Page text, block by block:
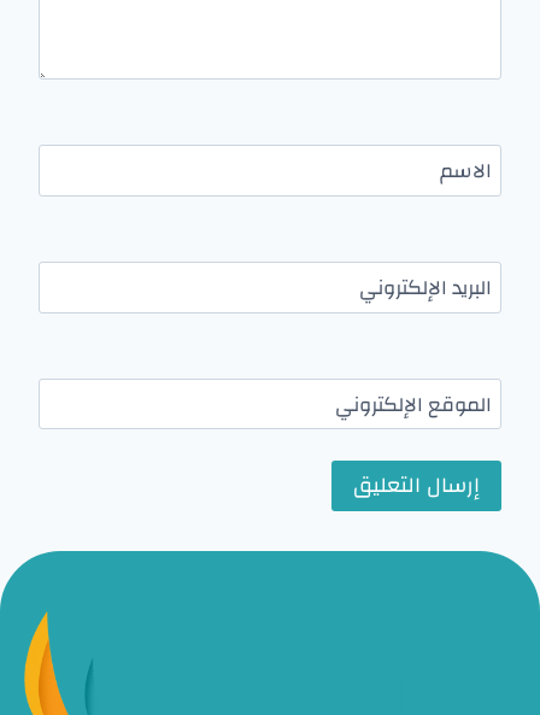
الاسم
البريد الإلكتروني
الموقع الإلكتروني